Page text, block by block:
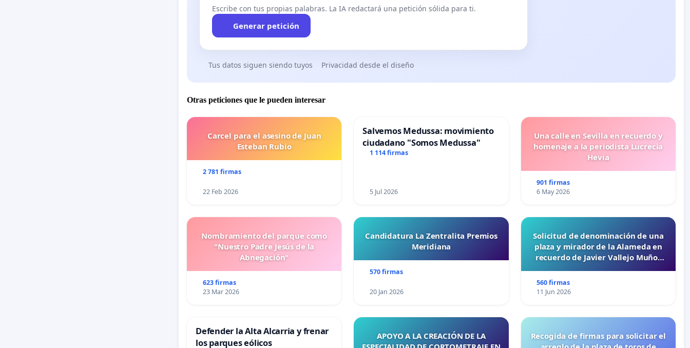
Escribe con tus propias palabras. La IA redactará una petición sólida para ti.
Generar petición
Tus datos siguen siendo tuyos Privacidad desde el diseño
Otras peticiones que le pueden interesar
Carcel para el asesino de Juan
Esteban Rubio
2 781 firmas
22 Feb 2026
Salvemos Medussa: movimiento
ciudadano "Somos Medussa"
1 114 firmas
5 Jul 2026
Una calle en Sevilla en recuerdo y
homenaje a la periodista Lucrecia
Hevia
901 firmas
6 May 2026
Nombramiento del parque como
"Nuestro Padre Jesús de la
Abnegación"
623 firmas
23 Mar 2026
Candidatura La Zentralita Premios
Meridiana
570 firmas
20 Jan 2026
Solicitud de denominación de una
plaza y mirador de la Alameda en
recuerdo de Javier Vallejo Muñoz
560 firmas
11 Jun 2026
Defender la Alta Alcarria y frenar
los parques eólicos
APOYO A LA CREACIÓN DE LA
Recogida de firmas para solicitar el